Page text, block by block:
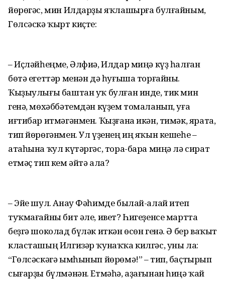
йөрөгәс, мин Илдарҙы яҡлашырға булғайным,
Гөлсәскә ҡырт киҫте:
– Иҫләйһеңме, Әлфиә, Илдар миңә күҙ һалған
бөтә егеттәр менән дә һуғыша торғайны.
Ҡыҙыулығы баштан уҡ булған инде, тик мин
генә, мөхәббәтемдән күҙем томаланып, уға
иғтибар итмәгәнмен. Ҡыҙғана икән, тимәк, ярата,
тип йөрөгәнмен. Ул үҙенең иң яҡын кешеһе –
атаһына ҡул күтәргәс, тора-бара миңә лә сират
етмәҫ тип кем әйтә ала?
– Эйе шул. Анау Фәһимде былай-алай итеп
туҡмағайны бит әле, ивет? Һигеҙенсе мартта
беҙгә шоколад бүләк иткән өсөн генә. Ә бер ваҡыт
класташың Илгизәр ҡунаҡҡа килгәс, уны ла:
“Гөлсәскәгә ымһынып йөрөмә!” – тип, баҫтырып
сығарҙы бүлмәнән. Етмәһә, аҙағынан һиңә ҡай